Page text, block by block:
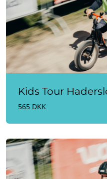
Kids Tour
565 DKK